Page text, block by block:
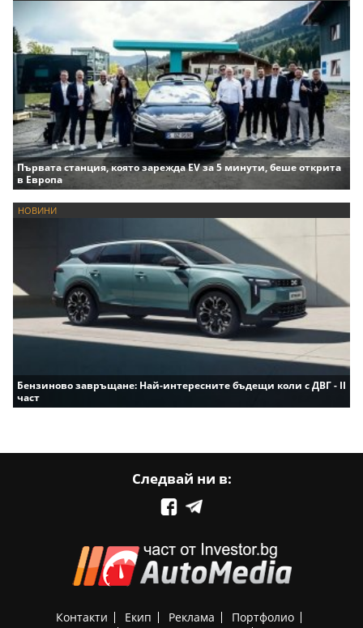
Първата станция, която зарежда EV за 5 минути, беше открита
в Европа
НОВИНИ
Бензиново завръщане: Най-интересните бъдещи коли с ДВГ - II
част
Следвай ни в:
Контакти Екип Реклама
Портфолио